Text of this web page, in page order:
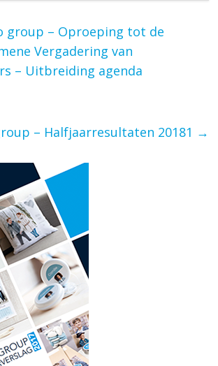
group – Oproeping tot de
Vergadering van
– Uitbreiding agenda
– Halfjaarresultaten 20181 →